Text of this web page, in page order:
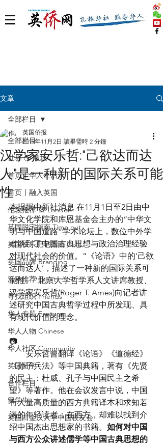
文章
全部栏目
世界 🌎 版块
首页丨华人生活
首页丨融入英国
伦敦推荐 🎡 London
英国脱宅指南 Time out
英国快乐肥宅指南 Cola
英国品牌 Branding
活动推荐 Event
寻找组织 Friends
华人专题 Feature
华人人物 Chinese
华人社区 Community
英国留学
合作栏目
留学生
英国白金汉大学中国校友会
全部栏目
汉学家安乐哲:"己欲达而达
人"是一种新的国际关系可能
性
英国侨报
2019年11月2日 讀畢需時 2 分鐘
本报据中新社消息 在11月1日至2日由中
华文化学院和库恩基金会主办的“中华文
明与中国道路”学术论坛上，数位中外学
者谈到了中国古典思想与政治治理经验
对现代社会的价值。“《论语》中的‘己欲
达而达人’，描述了一种新的国际关系可
能性。”北京大学哲学系人文讲席教授、
汉学家安乐哲(Roger T. Ames)向记者讲
述研究中国古典哲学过程中所发现、具
有现代价值的理念。
📷
安乐哲曾翻译《论语》《道德经》
《孙子兵法》等中国典籍，著有《先贤
的民主：杜威、孔子与中国民主之希
望》等著作。他在会议发言中说，中国
有大量高质量的西方典籍译本和求知若
渴的年轻读者；在西方，却难以找到介
绍中国杰出思想家的书籍。 如何对中国
与西方公众讲述儒学等中国古典思想的